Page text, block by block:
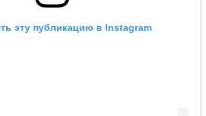
эту публикацию в Instagram